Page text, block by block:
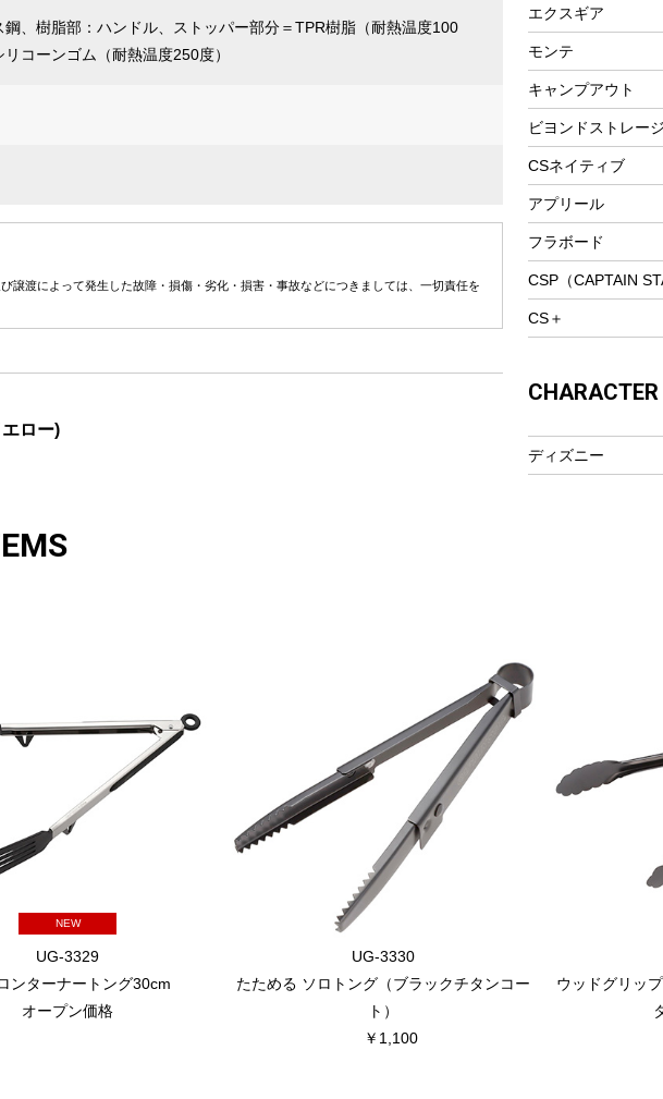
鋼、樹脂部：ハンドル、ストッパー部分＝TPR樹脂（耐熱温度100
コーンゴム（耐熱温度250度）
渡によって発生した故障・損傷・劣化・損害・事故などにつきましては、一切責任を
ロー)
ランチョンマット
ランチボックス
ピクニックセット
ウィンター
防寒ウェア
ツール&アクセサリー
トレッキング
トレッキングステッキ
プレイグッズ
ウェルネス
フィットネス
アクセサリー
エクスギア
モンテ
キャンプアウト
ビヨンドストレージ
CSネイティブ
アプリール
フラボード
CSP（CAPTAIN
CS＋
CHARACTER
ディズニー
NEW
UG-3329
ンターナートング30cm
オープン価格
UG-3330
たためる ソロトング（ブラックチタンコー
ト）
￥1,100
ウッドグリッ